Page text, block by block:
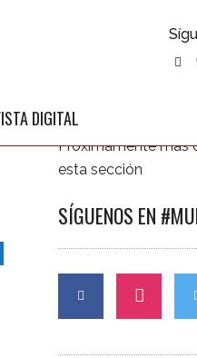
DIGITAL
Próximamente más
esta sección
SÍGUENOS EN